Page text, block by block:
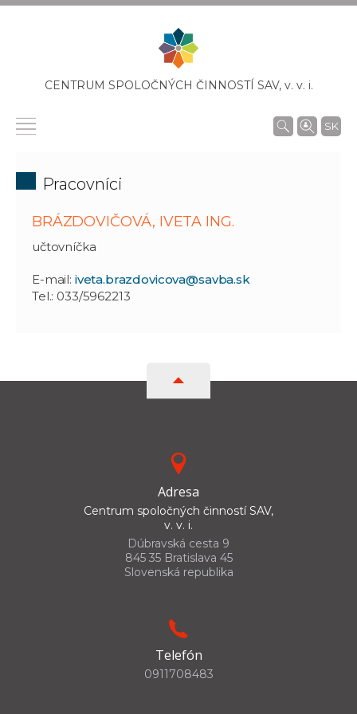
CENTRUM SPOLOČNÝCH ČINNOSTÍ SAV, v. v. i.
SK
Pracovníci
BRÁZDOVIČOVÁ, IVETA ING.
učtovníčka
E-mail: iveta.brazdovicova@savba.sk
Tel.: 033/5962213
Adresa
Centrum spoločných činností SAV,
v. v. i.
Dúbravská cesta 9
845 35 Bratislava 45
Slovenská republika
Telefón
0911708483